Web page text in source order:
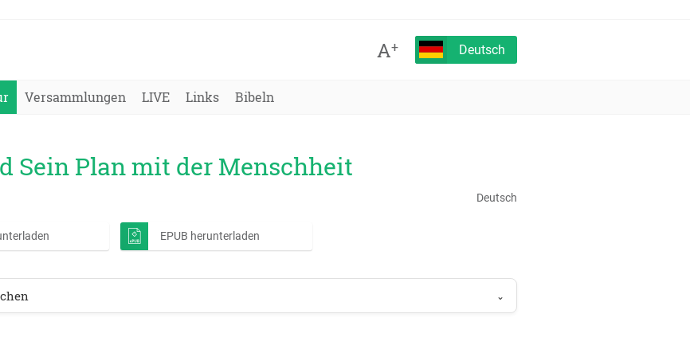
A+ Deutsch
Versammlungen LIVE Links Bibeln
Sein Plan mit der Menschheit
Deutsch
EPUB herunterladen
⌄